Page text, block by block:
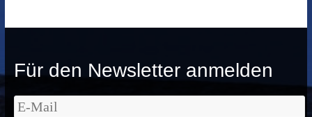
Für den Newsletter anmelden